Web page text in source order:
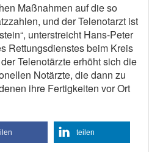
Maßnahmen auf die so
und der Telenotarzt ist
unterstreicht Hans-Peter
Rettungsdienstes beim Kreis
Telenotärzte erhöht sich die
Notärzte, die dann zu
ihre Fertigkeiten vor Ort
teilen